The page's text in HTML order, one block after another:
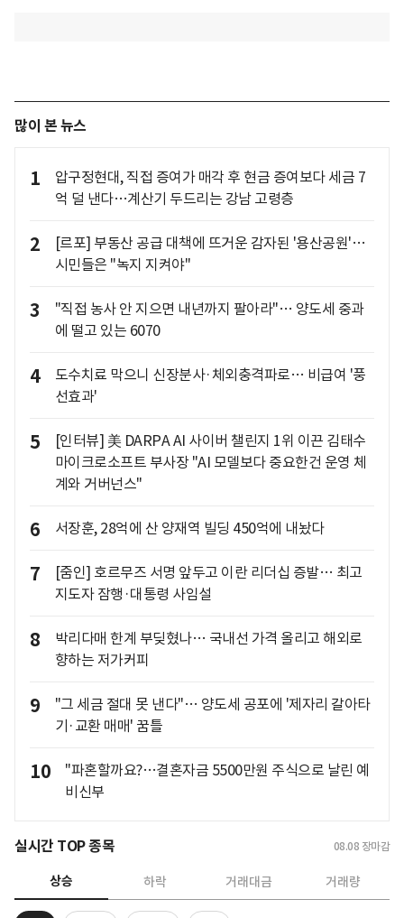
많이 본 뉴스
1
압구정현대, 직접 증여가 매각 후 현금 증여보다 세금 7
억 덜 낸다…계산기 두드리는 강남 고령층
2
[르포] 부동산 공급 대책에 뜨거운 감자된 '용산공원'…
시민들은 "녹지 지켜야"
3
"직접 농사 안 지으면 내년까지 팔아라"… 양도세 중과
에 떨고 있는 6070
4
도수치료 막으니 신장분사·체외충격파로… 비급여 '풍
선효과'
5
[인터뷰] 美 DARPA AI 사이버 챌린지 1위 이끈 김태수
마이크로소프트 부사장 "AI 모델보다 중요한건 운영 체
계와 거버넌스"
6 서장훈, 28억에 산 양재역 빌딩 450억에 내놨다
7
[줌인] 호르무즈 서명 앞두고 이란 리더십 증발… 최고
지도자 잠행·대통령 사임설
8
박리다매 한계 부딪혔나… 국내선 가격 올리고 해외로
향하는 저가커피
9
"그 세금 절대 못 낸다"… 양도세 공포에 '제자리 갈아타
기·교환 매매' 꿈틀
10
"파혼할까요?…결혼자금 5500만원 주식으로 날린 예
비신부
실시간 TOP 종목 08.08 장마감
상승 하락 거래대금 거래량